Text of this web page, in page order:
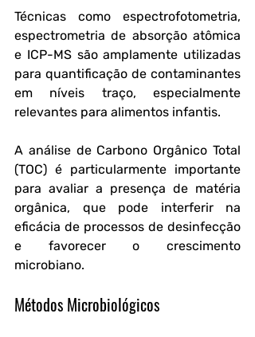
Técnicas como espectrofotometria,
espectrometria de absorção atômica
e ICP-MS são amplamente utilizadas
para quantificação de contaminantes
em níveis traço, especialmente
relevantes para alimentos infantis.
A análise de Carbono Orgânico Total
(TOC) é particularmente importante
para avaliar a presença de matéria
orgânica, que pode interferir na
eficácia de processos de desinfecção
e favorecer o crescimento
microbiano.
Métodos Microbiológicos